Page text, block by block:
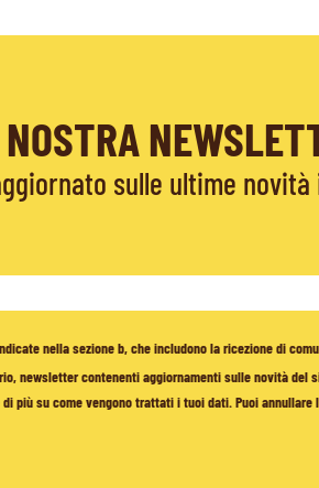
sulle ultime
nella sezione b, che includono la ricezione di
newsletter contenenti aggiornamenti sulle novità
di più su come vengono trattati i tuoi dati. Puoi